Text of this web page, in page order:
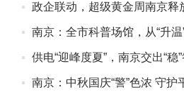
政企联动，超级黄金周南京释
南京：全市科普场馆，从“升温
供电“迎峰度夏”，南京交出“稳
南京：中秋国庆“警”色浓 守护